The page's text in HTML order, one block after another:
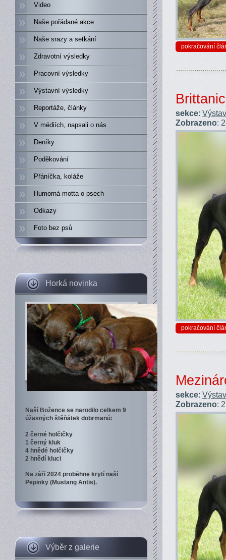
Video
Naše pořádané akce
Naše srazy a setkání
Zdravotní výsledky
Pracovní výsledky
Výstavní výsledky
Reportáže, články
V médiích, napsali o nás
Deníky
Poděkování
Přáníčka, koláže
Humorná motta o psech
Odkazy
Foto bez psů
Horká novinka
Naší Božence se narodilo celkem 9
úžasných štěňátek dobrmanů:
2 černé holčičky
1 černý kluk
4 hnědé holčičky
2 hnědí kluci
Na září 2024 proběhne krytí naší
Pepinky (Mustang Antis).
Výběr z galerie
pokračování
sekce:
Zobrazeno:
pokračování
sekce:
Zobrazeno: